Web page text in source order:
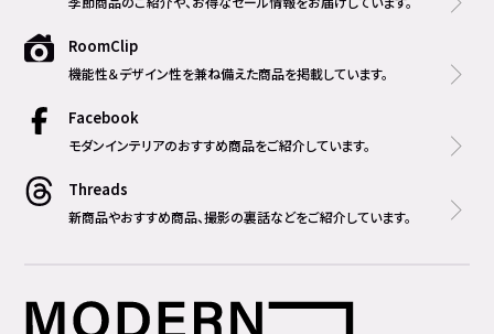
RoomClip
機能性＆デザイン性を兼ね備えた商品を掲載しています。
Facebook
モダンインテリアのおすすめ商品をご紹介しています。
Threads
新商品やおすすめ商品、撮影の裏話などをご紹介しています。